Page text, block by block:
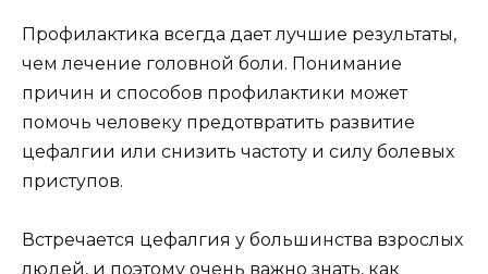
Профилактика всегда дает лучшие результаты,
чем лечение головной боли. Понимание
причин и способов профилактики может
помочь человеку предотвратить развитие
цефалгии или снизить частоту и силу болевых
приступов.
Встречается цефалгия у большинства взрослых
людей, и поэтому очень важно знать, как